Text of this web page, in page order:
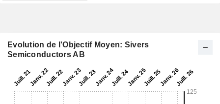
Evolution de l'Objectif Moyen: Sivers
Semiconductors AB